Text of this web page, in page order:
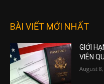
BÀI VIẾT MỚI NHẤT
GIỚI
VIÊN
August